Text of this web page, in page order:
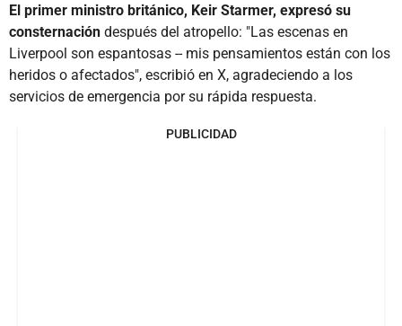
El primer ministro británico, Keir Starmer, expresó su
consternación después del atropello: "Las escenas en
Liverpool son espantosas -- mis pensamientos están con los
heridos o afectados", escribió en X, agradeciendo a los
servicios de emergencia por su rápida respuesta.
PUBLICIDAD